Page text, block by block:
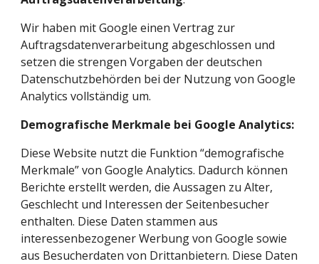
Wir haben mit Google einen Vertrag zur
Auftragsdatenverarbeitung abgeschlossen und
setzen die strengen Vorgaben der deutschen
Datenschutzbehörden bei der Nutzung von Google
Analytics vollständig um.
Demografische Merkmale bei Google Analytics:
Diese Website nutzt die Funktion “demografische
Merkmale” von Google Analytics. Dadurch können
Berichte erstellt werden, die Aussagen zu Alter,
Geschlecht und Interessen der Seitenbesucher
enthalten. Diese Daten stammen aus
interessenbezogener Werbung von Google sowie
aus Besucherdaten von Drittanbietern. Diese Daten